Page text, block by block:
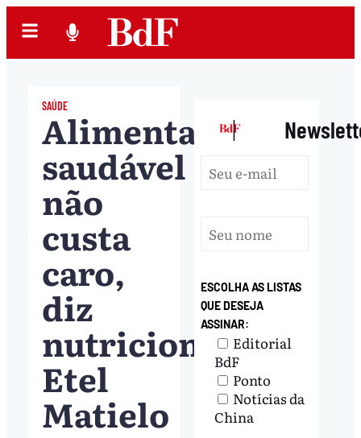
SAÚDE
Alimentação
saudável
não
custa
caro,
diz
nutricionista
Etel
Matielo
|
ESCOLHA AS LISTAS
QUE DESEJA
ASSINAR:
Editorial
BdF
Ponto
Notícias da
China